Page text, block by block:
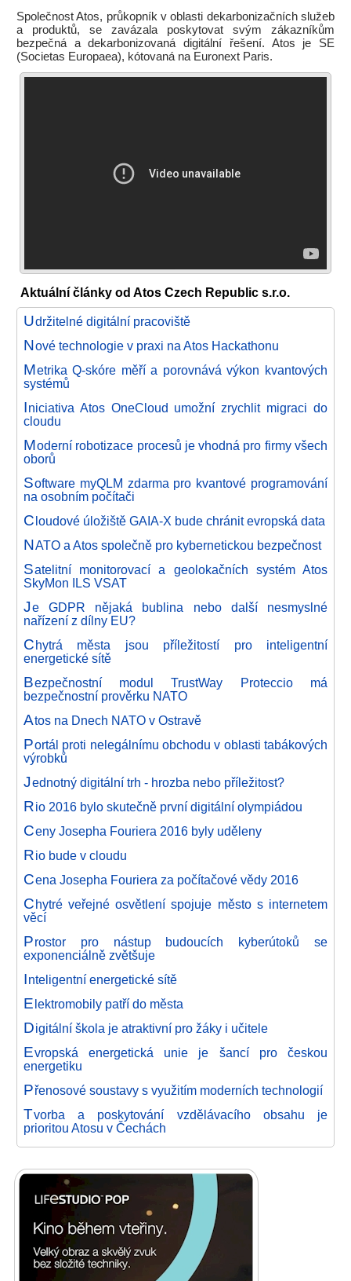
Společnost Atos, průkopník v oblasti dekarbonizačních služeb
a produktů, se zavázala poskytovat svým zákazníkům
bezpečná a dekarbonizovaná digitální řešení. Atos je SE
(Societas Europaea), kótovaná na Euronext Paris.
Aktuální články od Atos Czech Republic s.r.o.
Udržitelné digitální pracoviště
Nové technologie v praxi na Atos Hackathonu
Metrika Q-skóre měří a porovnává výkon kvantových
systémů
Iniciativa Atos OneCloud umožní zrychlit migraci do
cloudu
Moderní robotizace procesů je vhodná pro firmy všech
oborů
Software myQLM zdarma pro kvantové programování
na osobním počítači
Cloudové úložiště GAIA-X bude chránit evropská data
NATO a Atos společně pro kybernetickou bezpečnost
Satelitní monitorovací a geolokačních systém Atos
SkyMon ILS VSAT
Je GDPR nějaká bublina nebo další nesmyslné
nařízení z dílny EU?
Chytrá města jsou příležitostí pro inteligentní
energetické sítě
Bezpečnostní modul TrustWay Proteccio má
bezpečnostní prověrku NATO
Atos na Dnech NATO v Ostravě
Portál proti nelegálnímu obchodu v oblasti tabákových
výrobků
Jednotný digitální trh - hrozba nebo příležitost?
Rio 2016 bylo skutečně první digitální olympiádou
Ceny Josepha Fouriera 2016 byly uděleny
Rio bude v cloudu
Cena Josepha Fouriera za počítačové vědy 2016
Chytré veřejné osvětlení spojuje město s internetem
věcí
Prostor pro nástup budoucích kyberútoků se
exponenciálně zvětšuje
Inteligentní energetické sítě
Elektromobily patří do města
Digitální škola je atraktivní pro žáky i učitele
Evropská energetická unie je šancí pro českou
energetiku
Přenosové soustavy s využitím moderních technologií
Tvorba a poskytování vzdělávacího obsahu je
prioritou Atosu v Čechách